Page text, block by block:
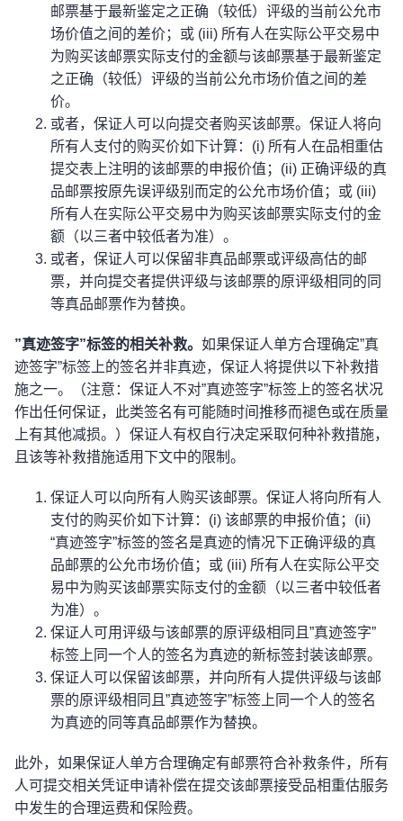
邮票基于最新鉴定之正确（较低）评级的当前公允市
场价值之间的差价；或 (iii) 所有人在实际公平交易中
为购买该邮票实际支付的金额与该邮票基于最新鉴定
之正确（较低）评级的当前公允市场价值之间的差
价。
或者，保证人可以向提交者购买该邮票。保证人将向
所有人支付的购买价如下计算：(i) 所有人在品相重估
提交表上注明的该邮票的申报价值；(ii) 正确评级的真
品邮票按原先误评级别而定的公允市场价值；或 (iii)
所有人在实际公平交易中为购买该邮票实际支付的金
额（以三者中较低者为准）。
或者，保证人可以保留非真品邮票或评级高估的邮
票，并向提交者提供评级与该邮票的原评级相同的同
等真品邮票作为替换。
”真迹签字”标签的相关补救。 如果保证人单方合理确定”真
迹签字”标签上的签名并非真迹，保证人将提供以下补救措
施之一。（注意：保证人不对”真迹签字”标签上的签名状况
作出任何保证，此类签名有可能随时间推移而褪色或在质量
上有其他减损。）保证人有权自行决定采取何种补救措施，
且该等补救措施适用下文中的限制。
保证人可以向所有人购买该邮票。保证人将向所有人
支付的购买价如下计算：(i) 该邮票的申报价值；(ii)
“真迹签字”标签的签名是真迹的情况下正确评级的真
品邮票的公允市场价值；或 (iii) 所有人在实际公平交
易中为购买该邮票实际支付的金额（以三者中较低者
为准）。
保证人可用评级与该邮票的原评级相同且”真迹签字”
标签上同一个人的签名为真迹的新标签封装该邮票。
保证人可以保留该邮票，并向所有人提供评级与该邮
票的原评级相同且”真迹签字”标签上同一个人的签名
为真迹的同等真品邮票作为替换。
此外，如果保证人单方合理确定有邮票符合补救条件，所有
人可提交相关凭证申请补偿在提交该邮票接受品相重估服务
中发生的合理运费和保险费。